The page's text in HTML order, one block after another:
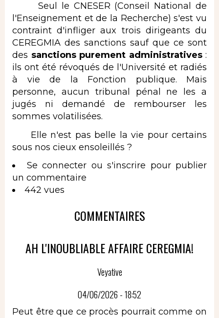
Seul le CNESER (Conseil National de
l'Enseignement et de la Recherche) s'est vu
contraint d'infliger aux trois dirigeants du
CEREGMIA des sanctions sauf que ce sont
des sanctions purement administratives:
ils ont été révoqués de l'Université et radiés
à vie de la Fonction publique. Mais
personne, aucun tribunal pénal ne les a
jugés ni demandé de rembourser les
sommes volatilisées.
Elle n'est pas belle la vie pour certains
sous nos cieux ensoleillés ?
Se connecter ou s'inscrire pour publier
un commentaire
442 vues
COMMENTAIRES
AH L'INOUBLIABLE AFFAIRE CEREGMIA!
Veyative
04/06/2026 - 18:52
Peut être que ce procès pourrait comme on